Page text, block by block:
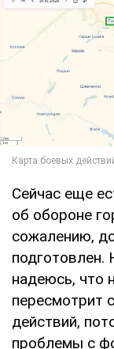
Сейчас еще
об обороне
сожалению,
подготовлен.
надеюсь, что
пересмотрит
действий,
проблемы с